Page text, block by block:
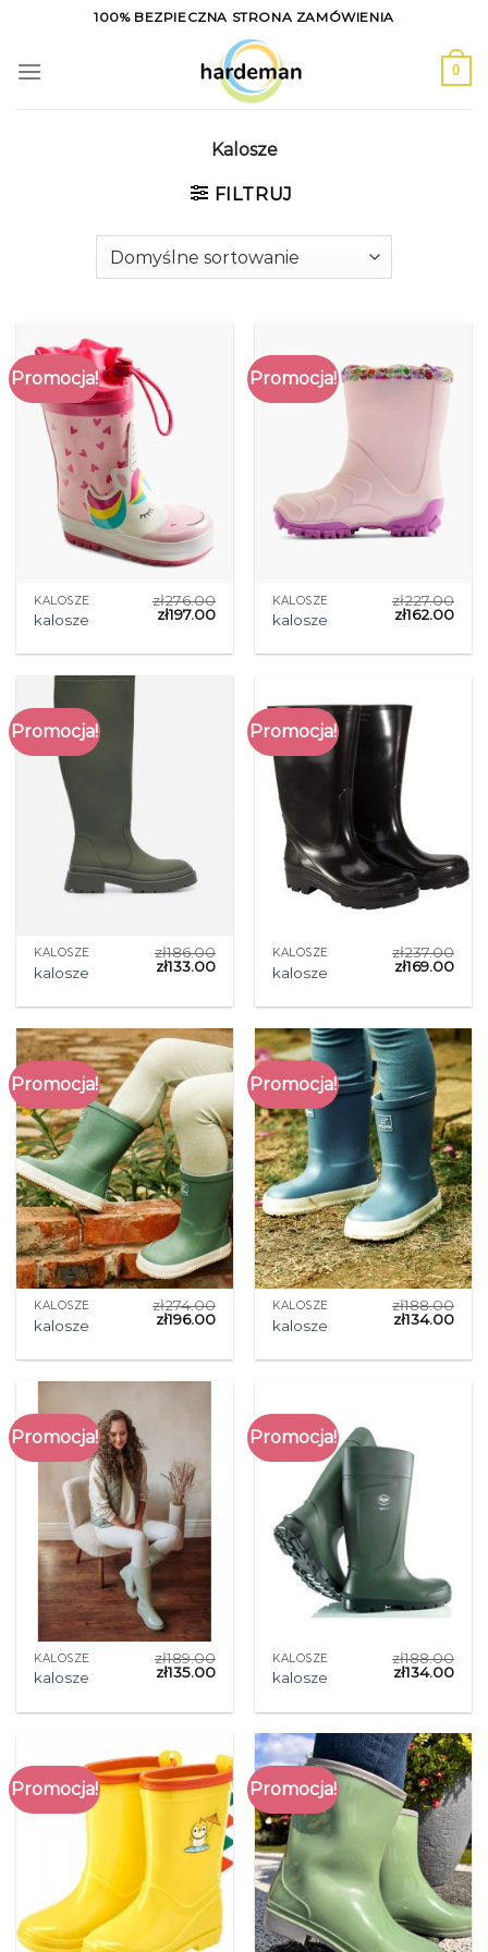
content
100% BEZPIECZNA STRONA ZAMÓWIENIA
0
Kalosze
FILTRUJ
Promocja!
KALOSZE
kalosze
zł276.00
zł197.00
Promocja!
KALOSZE
kalosze
zł227.00
zł162.00
Promocja!
KALOSZE
kalosze
zł186.00
zł133.00
Promocja!
KALOSZE
kalosze
zł237.00
zł169.00
Promocja!
KALOSZE
kalosze
zł274.00
zł196.00
Promocja!
KALOSZE
kalosze
zł188.00
zł134.00
Promocja!
KALOSZE
kalosze
zł189.00
zł135.00
Promocja!
KALOSZE
kalosze
zł188.00
zł134.00
Promocja! Promocja!